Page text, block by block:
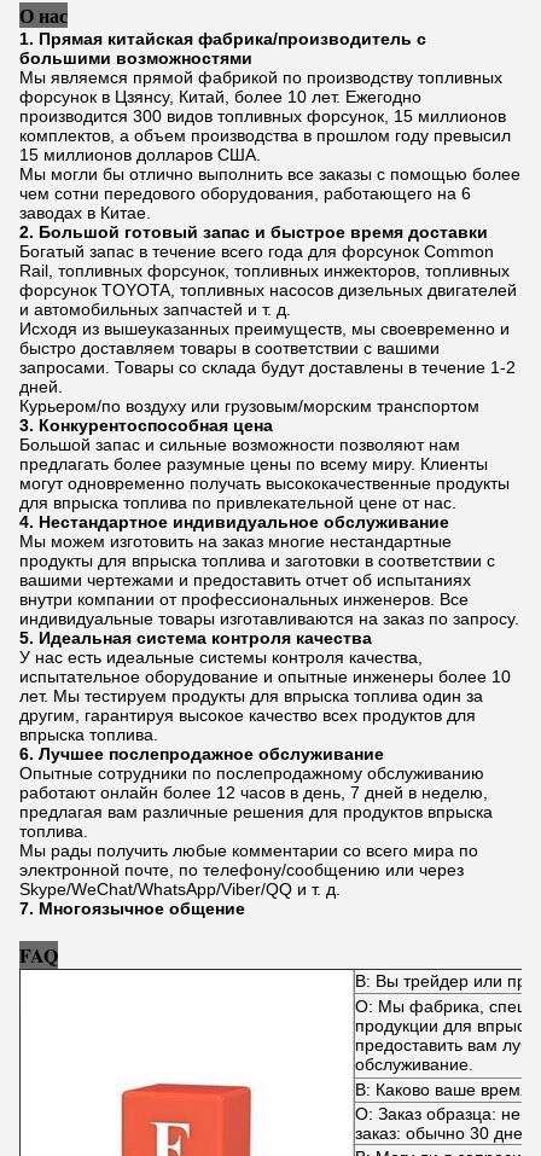
О нас
1. Прямая китайская фабрика/производитель с
большими возможностями
Мы являемся прямой фабрикой по производству топливных
форсунок в Цзянсу, Китай, более 10 лет. Ежегодно
производится 300 видов топливных форсунок, 15 миллионов
комплектов, а объем производства в прошлом году превысил
15 миллионов долларов США.
Мы могли бы отлично выполнить все заказы с помощью более
чем сотни передового оборудования, работающего на 6
заводах в Китае.
2. Большой готовый запас и быстрое время доставки
Богатый запас в течение всего года для форсунок Common
Rail, топливных форсунок, топливных инжекторов, топливных
форсунок TOYOTA, топливных насосов дизельных двигателей
и автомобильных запчастей и т. д.
Исходя из вышеуказанных преимуществ, мы своевременно и
быстро доставляем товары в соответствии с вашими
запросами. Товары со склада будут доставлены в течение 1-2
дней.
Курьером/по воздуху или грузовым/морским транспортом
3. Конкурентоспособная цена
Большой запас и сильные возможности позволяют нам
предлагать более разумные цены по всему миру. Клиенты
могут одновременно получать высококачественные продукты
для впрыска топлива по привлекательной цене от нас.
4. Нестандартное индивидуальное обслуживание
Мы можем изготовить на заказ многие нестандартные
продукты для впрыска топлива и заготовки в соответствии с
вашими чертежами и предоставить отчет об испытаниях
внутри компании от профессиональных инженеров. Все
индивидуальные товары изготавливаются на заказ по запросу.
5. Идеальная система контроля качества
У нас есть идеальные системы контроля качества,
испытательное оборудование и опытные инженеры более 10
лет. Мы тестируем продукты для впрыска топлива один за
другим, гарантируя высокое качество всех продуктов для
впрыска топлива.
6. Лучшее послепродажное обслуживание
Опытные сотрудники по послепродажному обслуживанию
работают онлайн более 12 часов в день, 7 дней в неделю,
предлагая вам различные решения для продуктов впрыска
топлива.
Мы рады получить любые комментарии со всего мира по
электронной почте, по телефону/сообщению или через
Skype/WeChat/WhatsApp/Viber/QQ и т. д.
7. Многоязычное общение
FAQ
В: Вы трейдер или
О: Мы фабрика,
продукции для
предоставить вам
обслуживание.
В: Каково ваше время
О: Заказ образца:
заказ: обычно 30 дней.